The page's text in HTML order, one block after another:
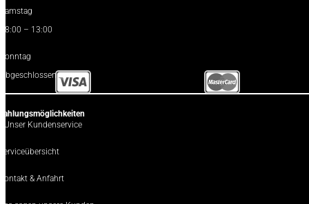
Samstag
08:00 – 13:00
Sonntag
Abgeschlossen
Kundenservice
& Anfahrt